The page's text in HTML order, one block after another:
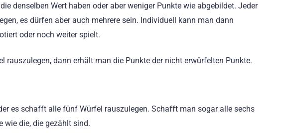
denselben Wert haben oder aber weniger Punkte wie abgebildet. Jeder
es dürfen aber auch mehrere sein. Individuell kann man dann
oder noch weiter spielt.
rauszulegen, dann erhält man die Punkte der nicht erwürfelten Punkte.
es schafft alle fünf Würfel rauszulegen. Schafft man sogar alle sechs
wie die, die gezählt sind.